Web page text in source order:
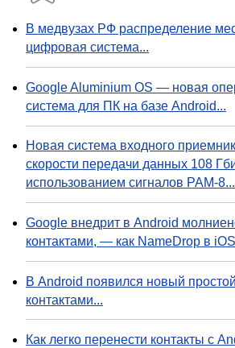
В медвузах РФ распределение
цифровая система...
Google Aluminium OS — новая
система для ПК на базе Android...
Новая система входного
скорости передачи данных 108
использованием сигналов PAM-8...
Google внедрит в Android
контактами, — как NameDrop в
В Android появился новый
контактами...
Как легко перенести контакты с